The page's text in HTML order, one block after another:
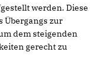
werden. Diese
Übergangs zur
dem steigenden
gerecht zu